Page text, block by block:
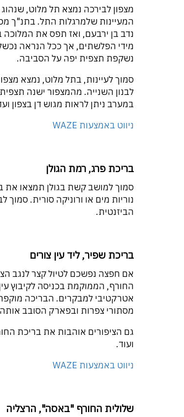
מצפון לבירכה נמצא תל מלוט,
המעיינות שלמרגלות התל. בתנ"ך
נדב בן ירבעם, ואז תפס את
מידי הפלשתים, אך ככל הנראה
נשקפת תצפית יפה על הסביבה.
סמוך לעיינות, בתל מלוט, נמצא
לבנון השנייה. מהמצפור ישנה
במערב ניתן לראות מגוש דן בצפון
ניווט באמצעות WAZE
בריכת פרג, רמת הגולן
סמוך למושב קשת בגולן תמצאו את
נוריות מים או ורוניקה סורית.
הביזנטית.
בריכת שפיר, ליד עין צורים
אם חפצה נפשכם לטיול קצר לנגב
אטרקטיבי למבקרים. הבריכה
מסתורי צפרות ובפארק הסובב אותה
גם הציפורים אוהבות את בריכת
ועוד.
ניווט באמצעות WAZE
שלולית החורף "באסה", הרצליה